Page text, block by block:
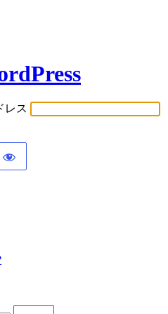
レス